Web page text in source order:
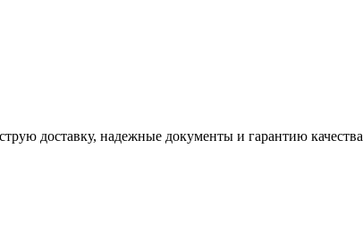
доставку, надежные документы и гарантию качества